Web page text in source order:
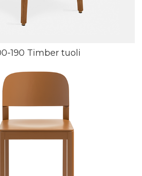
190 Timber tuoli